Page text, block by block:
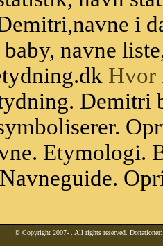
i
navne
Hvor
Demitri
Etymologi.
© Copyright 2007- . All rights reserved.